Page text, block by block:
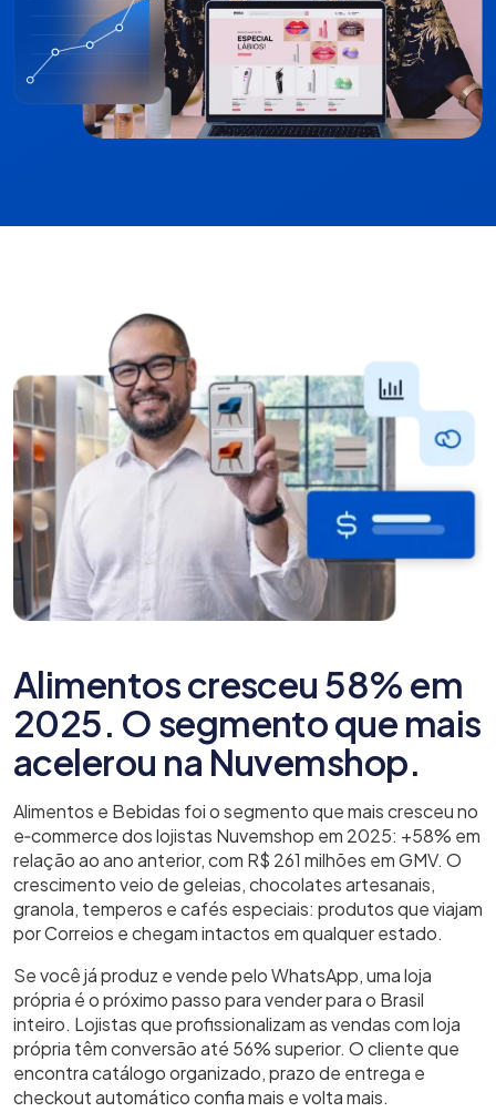
Alimentos cresceu 58% em
2025. O segmento que mais
acelerou na Nuvemshop.
Alimentos e Bebidas foi o segmento que mais cresceu no
e‑commerce dos lojistas Nuvemshop em 2025: +58% em
relação ao ano anterior, com R$ 261 milhões em GMV. O
crescimento veio de geleias, chocolates artesanais,
granola, temperos e cafés especiais: produtos que viajam
por Correios e chegam intactos em qualquer estado.
Se você já produz e vende pelo WhatsApp, uma loja
própria é o próximo passo para vender para o Brasil
inteiro. Lojistas que profissionalizam as vendas com loja
própria têm conversão até 56% superior. O cliente que
encontra catálogo organizado, prazo de entrega e
checkout automático confia mais e volta mais.